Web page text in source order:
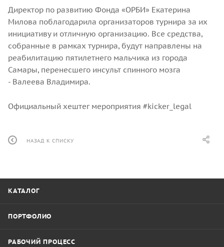
Директор по развитию Фонда «ОРБИ» Екатерина
Милова поблагодарила организаторов турнира за их
инициативу и отличную организацию. Все средства,
собранные в рамках турнира, будут направлены на
реабилитацию пятилетнего мальчика из города
Самары, перенесшего инсульт спинного мозга
- Валеева Владимира.
Официальный хештег мероприятия #kicker_legal
НАЗАД К СПИСКУ
КАТАЛОГ
ПОРТФОЛИО
РАБОЧИЙ ПРОЦЕСС